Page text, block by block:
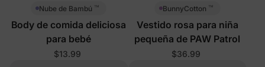
Nube de Bambú ™
Body de comida deliciosa
para bebé
$13.99
BunnyCotton ™
Vestido rosa para niña
pequeña de PAW Patrol
$36.99